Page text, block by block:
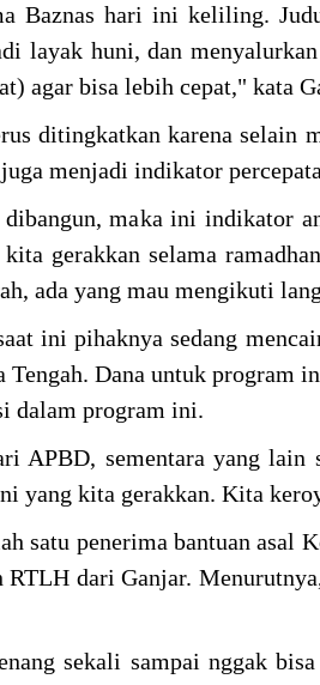
Baznas hari ini keliling.
layak huni, dan
agar bisa lebih cepat," kata
ditingkatkan karena selain
menjadi indikator
maka ini indikator
kita gerakkan selama
ada yang mau mengikuti
ini pihaknya sedang
Tengah. Dana untuk program
dalam program ini.
APBD, sementara yang
yang kita gerakkan. Kita
satu penerima bantuan asal
RTLH dari Ganjar.
sekali sampai nggak